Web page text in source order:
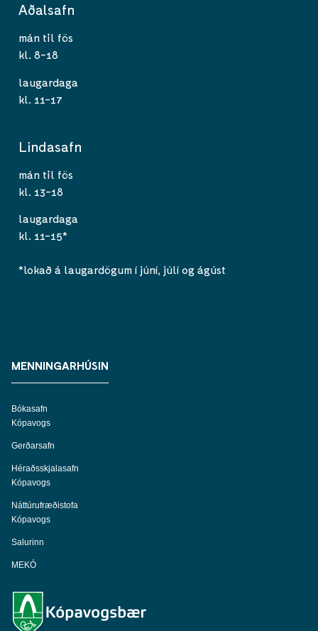
Aðalsafn
mán til fös
kl. 8-18
laugardaga
kl. 11-17
Lindasafn
mán til fös
kl. 13-18
laugardaga
kl. 11-15*
*lokað á laugardögum í júní, júlí og ágúst
MENNINGARHÚSIN
Bókasafn
Kópavogs
Gerðarsafn
Héraðsskjalasafn
Kópavogs
Náttúrufræðistofa
Kópavogs
Salurinn
MEKÓ